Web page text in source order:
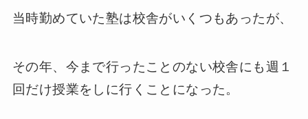
当時勤めていた塾は校舎がいくつもあったが、
その年、今まで行ったことのない校舎にも週１
回だけ授業をしに行くことになった。